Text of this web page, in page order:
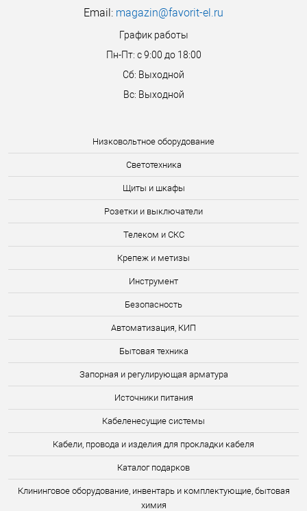
Низковольтное оборудование
Светотехника
Щиты и шкафы
Розетки и выключатели
Телеком и СКС
Крепеж и метизы
Инструмент
Безопасность
Автоматизация, КИП
Бытовая техника
Запорная и регулирующая арматура
Источники питания
Кабеленесущие системы
Кабели, провода и изделия для прокладки кабеля
Каталог подарков
Клининговое оборудование, инвентарь и комплектующие, бытовая
химия
Email: magazin@favorit-el.ru
График работы
Пн-Пт: с 9:00 до 18:00
Сб: Выходной
Вс: Выходной